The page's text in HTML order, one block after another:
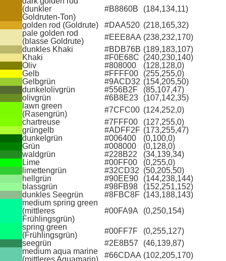
(dunkler
Goldruten‑Ton)
#B8860B
(184,134,11)
golden rod (Goldrute)
#DAA520 (218,165,32)
pale golden rod
(blasse Goldrute)
#EEE8AA (238,232,170)
dunkles Khaki
#BDB76B (189,183,107)
Khaki
#F0E68C (240,230,140)
Oliv
#808000
(128,128,0)
Gelb
#FFFF00
(255,255,0)
Gelbgrün
#9ACD32 (154,205,50)
dunkelolivgrün
#556B2F
(85,107,47)
olivgrün
#6B8E23
(107,142,35)
lawn green
(Rasengrün)
#7CFC00 (124,252,0)
chartreuse
#7FFF00
(127,255,0)
grüngelb
#ADFF2F (173,255,47)
dunkelgrün
#006400
(0,100,0)
Grün
#008000
(0,128,0)
waldgrün
#228B22
(34,139,34)
Lime
#00FF00
(0,255,0)
limettengrün
#32CD32 (50,205,50)
hellgrün
#90EE90
(144,238,144)
blassgrün
#98FB98
(152,251,152)
dunkles Seegrün
#8FBC8F (143,188,143)
medium spring green
(mittleres
Frühlingsgrün)
#00FA9A
(0,250,154)
spring green
(Frühlingsgrün)
#00FF7F
(0,255,127)
seegrün
#2E8B57
(46,139,87)
medium aqua marine
(mittleres Aquamarin)
#66CDAA (102,205,170)